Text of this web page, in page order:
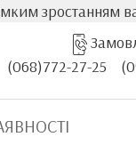
вартості
(068)772-27-25